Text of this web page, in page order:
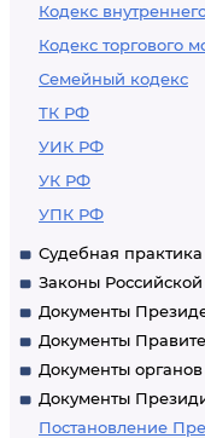
Кодекс
Кодекс торгового
Семейный кодекс
ТК РФ
УИК РФ
УК РФ
УПК РФ
Судебная
Законы
Документы
Документы
Документы
Документы
Постановление